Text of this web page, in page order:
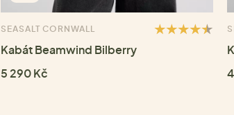
SEASALT CORNWALL
Kabát Beamwind Bilberry
5 290 Kč